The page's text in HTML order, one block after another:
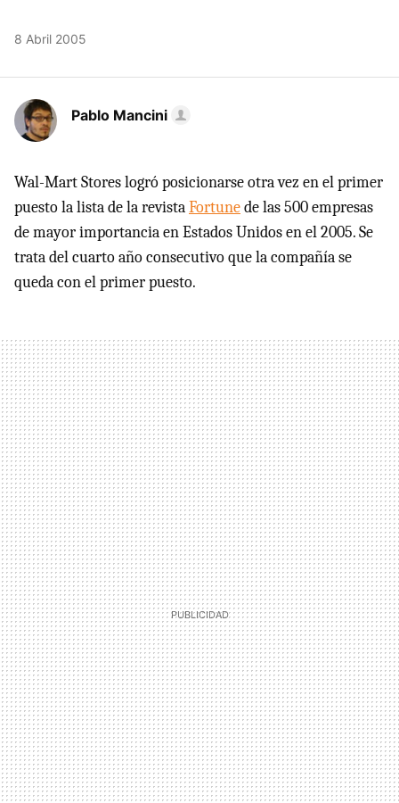
8 Abril 2005
Pablo Mancini
Wal-Mart Stores logró posicionarse otra vez en el primer
puesto la lista de la revistaFortunede las 500 empresas
de mayor importancia en Estados Unidos en el 2005. Se
trata del cuarto año consecutivo que la compañía se
queda con el primer puesto.